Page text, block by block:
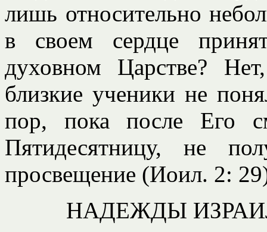
лишь относительно
в своем сердце
духовном Царстве?
близкие ученики не
пор, пока после Его
Пятидесятницу, не
просвещение (Иоил. 2:
НАДЕЖДЫ